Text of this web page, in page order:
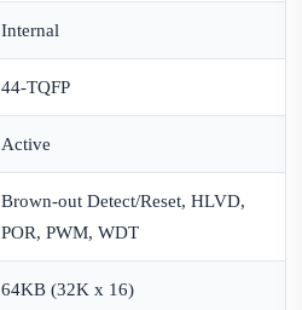
Internal
44-TQFP
Active
Brown-out Detect/Reset, HLVD,
POR, PWM, WDT
64KB (32K x 16)